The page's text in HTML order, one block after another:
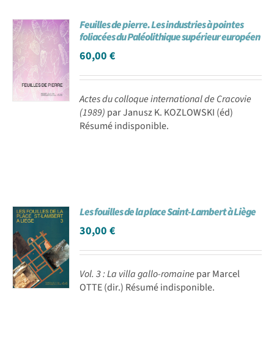
Feuilles de pierre. Les industries à pointes
foliacées du Paléolithique supérieur européen
60,00€
Actes du colloque international de Cracovie
(1989) par Janusz K. KOZLOWSKI (éd)
Résumé indisponible.
Les fouilles de la place Saint-Lambert à Liège
30,00€
Vol. 3 : La villa gallo-romaine par Marcel
OTTE (dir.) Résumé indisponible.